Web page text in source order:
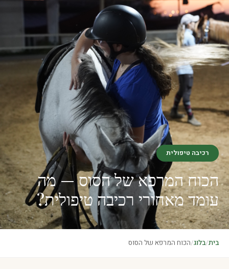
רכיבה טיפולית
הכוח המרפא של הסוס — מה
עומד מאחורי רכיבה טיפולית?
בית/בלוג/הכוח המרפא של הסוס